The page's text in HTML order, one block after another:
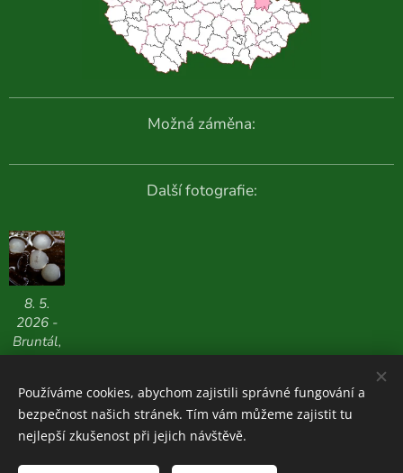
Možná záměna:
Další fotografie:
8. 5.
2026 -
Bruntál,
569 m n.
Houboviny © 2020-2026
Používáme cookies, abychom zajistili správné fungování a
bezpečnost našich stránek. Tím vám můžeme zajistit tu
nejlepší zkušenost při jejich návštěvě.